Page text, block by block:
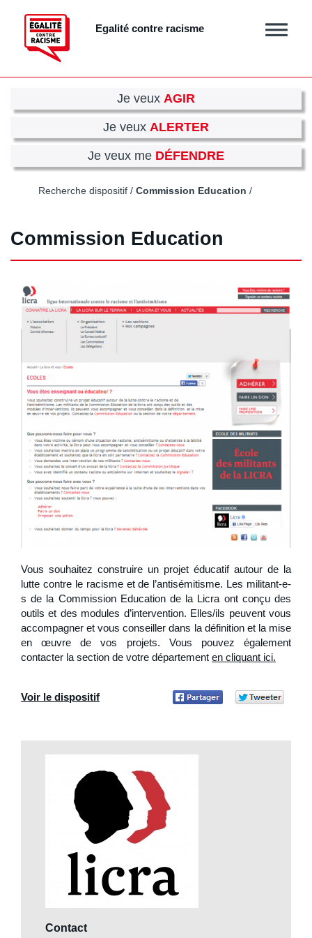
contenu
principal
Egalité contre racisme
Afficher
Je veux AGIR
Je veux ALERTER
Je veux me DÉFENDRE
Recherche dispositif Commission Education
Commission Education
Vous souhaitez construire un projet éducatif autour de la
lutte contre le racisme et de l’antisémitisme. Les militant-e-
s de la Commission Education de la Licra ont conçu des
outils et des modules d’intervention. Elles/ils peuvent vous
accompagner et vous conseiller dans la définition et la mise
en œuvre de vos projets. Vous pouvez également
contacter la section de votre département en cliquant ici.
Voir le dispositif
Partager
Contact